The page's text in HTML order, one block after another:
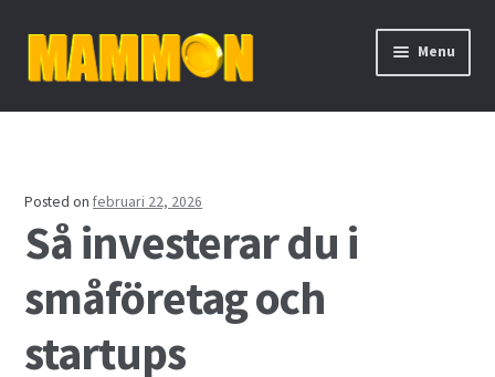
Skip
to
Skip
to
Menu
Hem
Binära optioner
Bolån
Cykliska aktier
Posted onfebruari 22, 2026
Så investerar du i
småföretag och
startups